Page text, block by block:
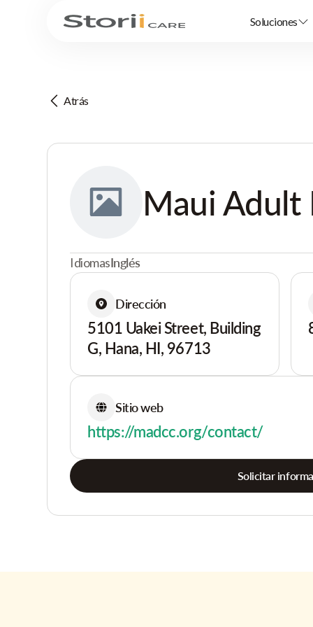
Soluciones
Atrás
Maui Adult
IdiomasInglés
Dirección
5101 Uakei Street, Building
G, Hana, HI, 96713
Sitio web
https://madcc.org/contact/
Solicitar